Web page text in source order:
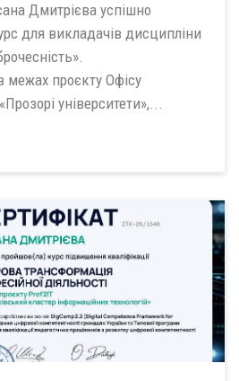
Дмитрієва успішно
для викладачів дисципліни
проєкту Офісу
університети»,...